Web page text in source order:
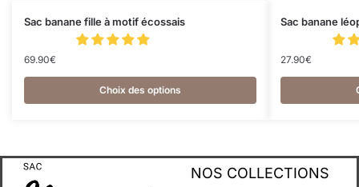
Sac banane fille à motif écossais
69.90€
Choix des options
Sac banane
27.90€
NOS COLLECTIONS